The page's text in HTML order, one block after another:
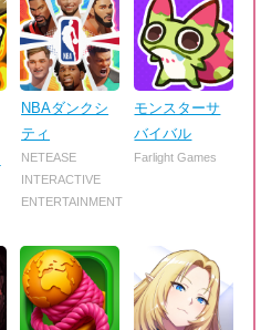
NBAダンクシ
ティ
NETEASE
INTERACTIVE
ENTERTAINMENT
モンスターサ
バイバル
Farlight Games